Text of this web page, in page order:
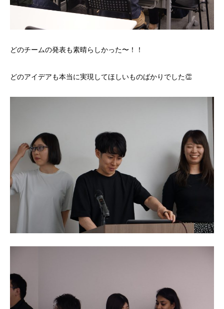
どのチームの発表も素晴らしかった〜！！
どのアイデアも本当に実現してほしいものばかりでした👏